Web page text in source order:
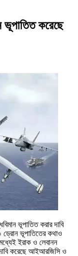
ভূপাতিত করেছে
ভূপাতিত করার দাবি
ড্রোন ভূপাতিতের কথাও
ইরাক ও লেবানন
দাবি করেছে আইআরজিসি ও